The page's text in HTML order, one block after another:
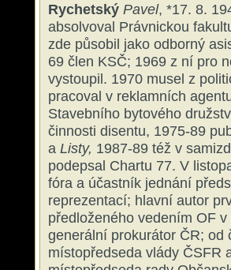
Rychetský Pavel, *17. 8.
absolvoval Právnickou
zde působil jako odborný
69 člen KSČ; 1969 z ní pro
vystoupil. 1970 musel z
pracoval v reklamních
Stavebního bytového
činnosti disentu, 1975-89
a Listy, 1987-89 též v
podepsal Chartu 77. V
fóra a účastník jednání
reprezentací; hlavní autor
předloženého vedením OF
generální prokurátor ČR; od
místopředseda vlády ČSFR